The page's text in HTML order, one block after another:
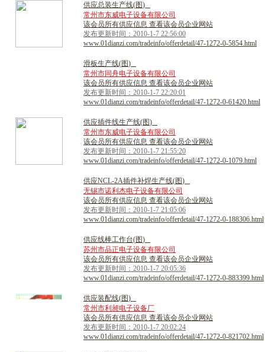
供应总装生产线(图)
常州市东威电子设备有限公司
该会员所有供应信息 查看该会员企业网站
发布更新时间：2010-1-7 22:56:00
www.01dianzi.com/tradeinfo/offerdetail/47-1272-0-5854.html
滑板生产线(图)
常州市同舟电子设备有限公司
该会员所有供应信息 查看该会员企业网站
发布更新时间：2010-1-7 22:20:01
www.01dianzi.com/tradeinfo/offerdetail/47-1272-0-61420.html
供应插件线生产线(图)
常州市东威电子设备有限公司
该会员所有供应信息 查看该会员企业网站
发布更新时间：2010-1-7 21:55:20
www.01dianzi.com/tradeinfo/offerdetail/47-1272-0-1079.html
供应NCL-2A插件补焊生产线(图)
无锡市诺利杰电子设备有限公司
该会员所有供应信息 查看该会员企业网站
发布更新时间：2010-1-7 21:05:06
www.01dianzi.com/tradeinfo/offerdetail/47-1272-0-188306.html
供应线棒工作台(图)
苏州市品正电子设备有限公司
该会员所有供应信息 查看该会员企业网站
发布更新时间：2010-1-7 20:05:36
www.01dianzi.com/tradeinfo/offerdetail/47-1272-0-883399.html
供应装配线(图)
常州市利昶电子设备厂
该会员所有供应信息 查看该会员企业网站
发布更新时间：2010-1-7 20:02:24
www.01dianzi.com/tradeinfo/offerdetail/47-1272-0-821702.html